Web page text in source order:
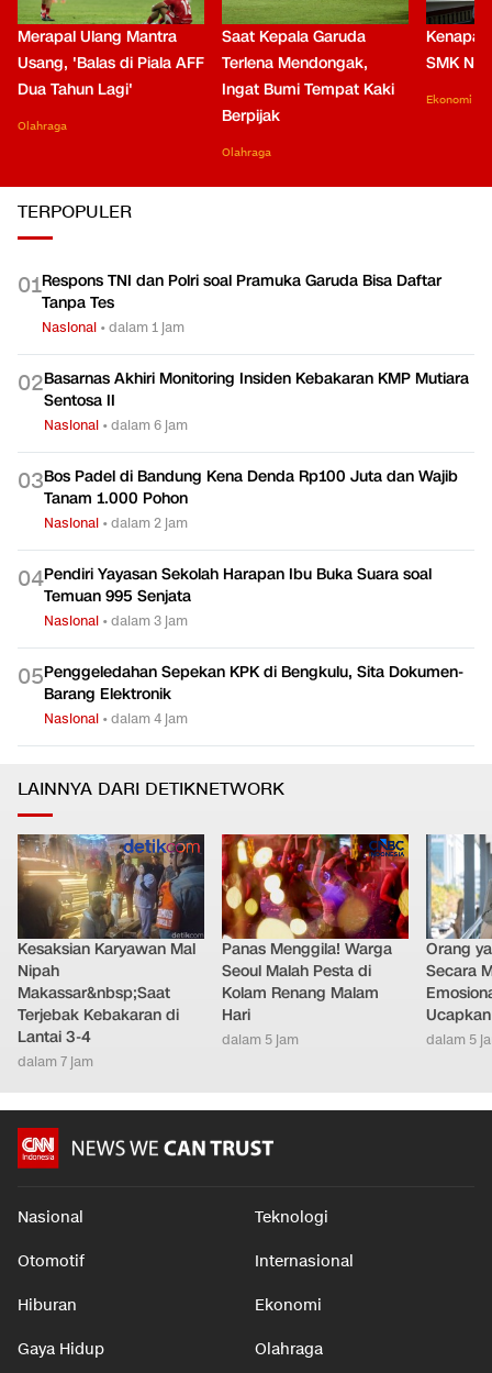
Merapal Ulang Mantra
Usang, 'Balas di Piala AFF
Dua Tahun Lagi'
Olahraga
Saat Kepala Garuda
Terlena Mendongak,
Ingat Bumi Tempat Kaki
Berpijak
Olahraga
Kenapa
SMK
Ekonomi
TERPOPULER
01Respons TNI dan Polri soal Pramuka Garuda Bisa Daftar
Tanpa Tes
Nasional •dalam 1 jam
02Basarnas Akhiri Monitoring Insiden Kebakaran KMP Mutiara
Sentosa II
Nasional •dalam 6 jam
03Bos Padel di Bandung Kena Denda Rp100 Juta dan Wajib
Tanam 1.000 Pohon
Nasional •dalam 2 jam
04Pendiri Yayasan Sekolah Harapan Ibu Buka Suara soal
Temuan 995 Senjata
Nasional •dalam 3 jam
05Penggeledahan Sepekan KPK di Bengkulu, Sita Dokumen-
Barang Elektronik
Nasional •dalam 4 jam
LAINNYA DARI DETIKNETWORK
Kesaksian Karyawan Mal
Nipah
Makassar&nbsp;Saat
Terjebak Kebakaran di
Lantai 3-4
dalam 7 jam
Panas Menggila! Warga
Seoul Malah Pesta di
Kolam Renang Malam
Hari
dalam 5 jam
Orang
Secara
dalam 5
Nasional Teknologi
Otomotif Internasional
Hiburan Ekonomi
Gaya Hidup Olahraga